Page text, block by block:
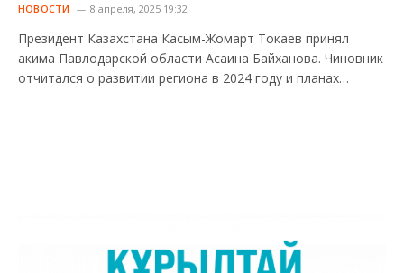
НОВОСТИ 8 апреля, 2025 19:32
Президент Казахстана Касым-Жомарт Токаев принял
акима Павлодарской области Асаина Байханова. Чиновник
отчитался о развитии региона в 2024 году и планах…